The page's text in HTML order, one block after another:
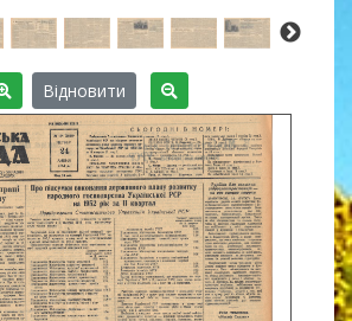
Відновити